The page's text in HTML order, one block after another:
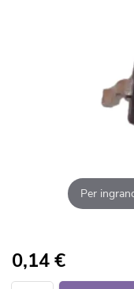
Per
0,14€